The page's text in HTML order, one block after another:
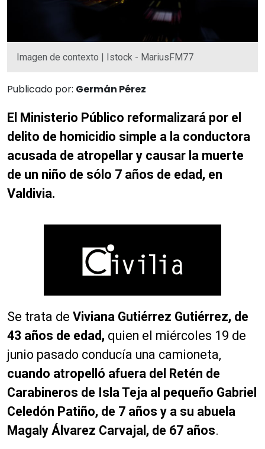
Imagen de contexto | Istock - MariusFM77
Publicado por: Germán Pérez
El Ministerio Público reformalizará por el
delito de homicidio simple a la conductora
acusada de atropellar y causar la muerte
de un niño de sólo 7 años de edad, en
Valdivia.
Se trata de Viviana Gutiérrez Gutiérrez, de
43 años de edad, quien el miércoles 19 de
junio pasado conducía una camioneta,
cuando atropelló afuera del Retén de
Carabineros de Isla Teja al pequeño Gabriel
Celedón Patiño, de 7 años y a su abuela
Magaly Álvarez Carvajal, de 67 años.